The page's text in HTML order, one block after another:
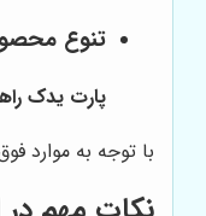
تنوع
پارت یدک
با توجه به موارد